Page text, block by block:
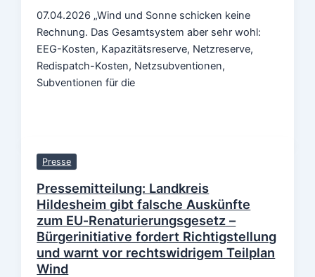
07.04.2026 „Wind und Sonne schicken keine
Rechnung. Das Gesamtsystem aber sehr wohl:
EEG-Kosten, Kapazitätsreserve, Netzreserve,
Redispatch-Kosten, Netzsubventionen,
Subventionen für die
Presse
Pressemitteilung: Landkreis
Hildesheim gibt falsche Auskünfte
zum EU‑Renaturierungsgesetz –
Bürgerinitiative fordert Richtigstellung
und warnt vor rechtswidrigem Teilplan
Wind